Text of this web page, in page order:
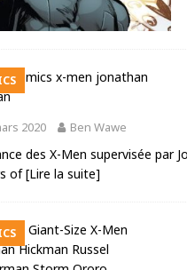
2020 Ben Wawe
des X-Men supervisée par
of[Lire la suite]